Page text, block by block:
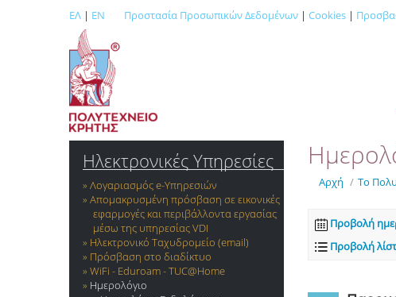
ΕΛ | EN Προστασία Προσωπικών Δεδομένων | Cookies |
Ηλεκτρονικές Υπηρεσίες
Λογαριασμός e-Yπηρεσιών
Απομακρυσμένη πρόσβαση σε εικονικές
εφαρμογές και περιβάλλοντα εργασίας
μέσω της υπηρεσίας VDI
Ηλεκτρονικό Ταχυδρομείο (email)
Πρόσβαση στο διαδίκτυο
WiFi - Eduroam - TUC@Home
Ημερολόγιο
Αρχή / Το
Προβολή
Προβολή